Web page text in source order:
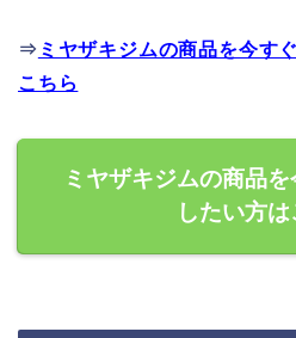
⇒ ミヤザキジムの商品を今す
こちら
ミヤザキジムの商品
したい方は